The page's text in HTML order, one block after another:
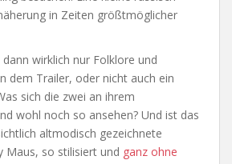
in Zeiten größtmöglicher
wirklich nur Folklore und
dem Trailer, oder nicht auch ein
sich die zwei an ihrem
wohl noch so ansehen? Und ist das
altmodisch gezeichnete
Maus, so stilisiert und ganz ohne